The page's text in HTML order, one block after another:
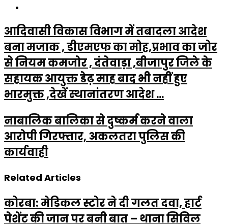
आदिवासी विकास विभाग में तबादला आदेश
बना मजाक , डीएमएफ का मोह,प्रभाव का जोर
से नियम कमजोर , दंतेवाड़ा ,बीजापुर जिले के
सहायक आयुक्त डेढ़ माह बाद भी नहीं हुए
भारमुक्त ,देखें स्थानांतरण आदेश ...
नाबालिक बालिका से दुष्कर्म करने वाला
आरोपी गिरफ्तार, अकलतरा पुलिस की
कार्यवाही
Related Articles
कोरबा: मेडिकल स्टोर ने दी गलत दवा, हार्ट
पेशेंट की जान पर बनी बात – थाना सिविल